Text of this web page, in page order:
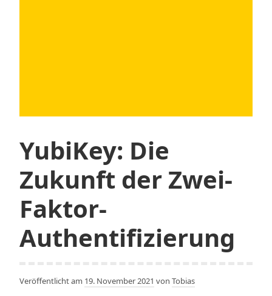
YubiKey: Die
Zukunft der Zwei-
Faktor-
Authentifizierung
Veröffentlicht am 19. November 2021 von Tobias